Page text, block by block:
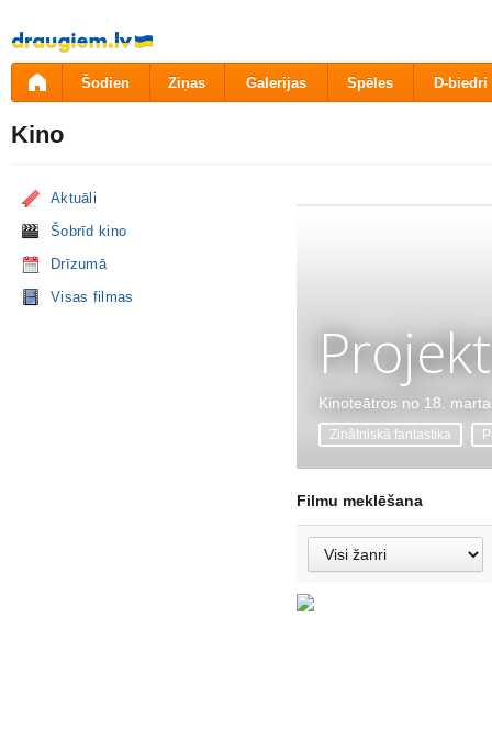
Pāriet
uz
saturu
Šodien Ziņas Galerijas Spēles D-biedri
Kino
Aktuāli
Šobrīd kino
Drīzumā
Visas filmas
Kinoteātros no 18. marta
Zinātniskā fantastika
Filmu meklēšana